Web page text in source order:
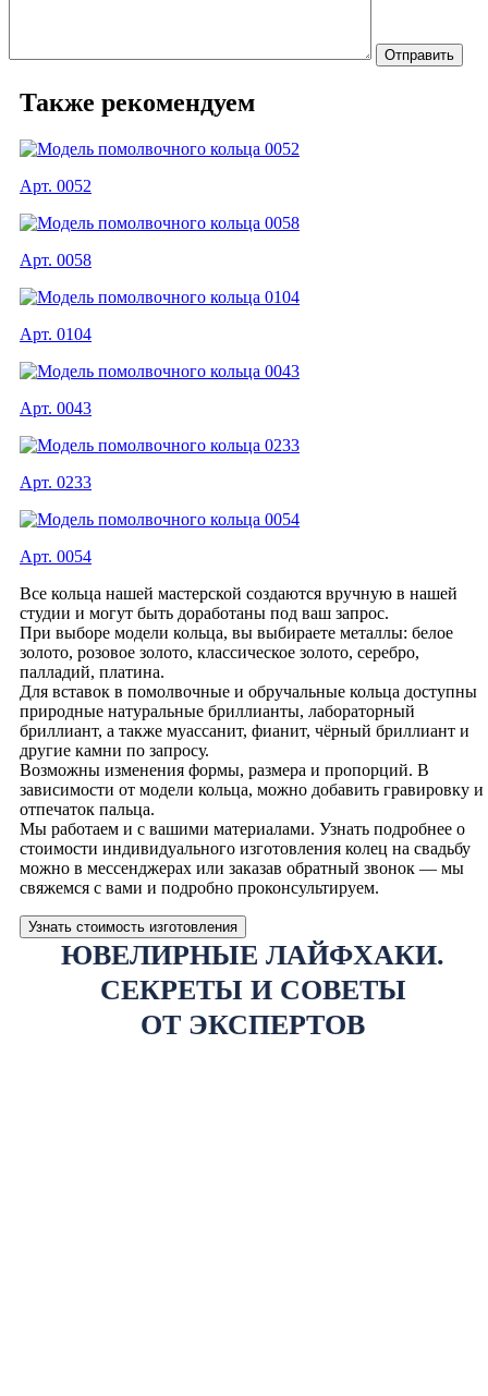
Также рекомендуем
Арт. 0052
Арт. 0058
Арт. 0104
Арт. 0043
Арт. 0233
Арт. 0054
Все кольца нашей мастерской создаются вручную в нашей
студии и могут быть доработаны под ваш запрос.
При выборе модели кольца, вы выбираете металлы: белое
золото, розовое золото, классическое золото, серебро,
палладий, платина.
Для вставок в помолвочные и обручальные кольца доступны
природные натуральные бриллианты, лабораторный
бриллиант, а также муассанит, фианит, чёрный бриллиант и
другие камни по запросу.
Возможны изменения формы, размера и пропорций. В
зависимости от модели кольца, можно добавить гравировку и
отпечаток пальца.
Мы работаем и с вашими материалами. Узнать подробнее о
стоимости индивидуального изготовления колец на свадьбу
можно в мессенджерах или заказав обратный звонок — мы
свяжемся с вами и подробно проконсультируем.
Узнать стоимость изготовления
ЮВЕЛИРНЫЕ ЛАЙФХАКИ.
СЕКРЕТЫ И СОВЕТЫ
ОТ ЭКСПЕРТОВ